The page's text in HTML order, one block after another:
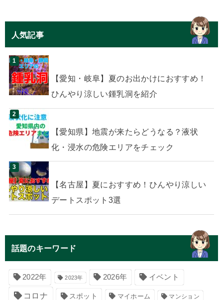
人気記事
【愛知・岐阜】夏のお出かけにおすすめ！
ひんやり涼しい鍾乳洞を紹介
【愛知県】地震が来たらどうなる？液状
化・浸水の危険エリアをチェック
【名古屋】夏におすすめ！ひんやり涼しい
デートスポット3選
話題のキーワード
2022年 2023年 2026年 イベント
コロナ スポット マイホーム マンション